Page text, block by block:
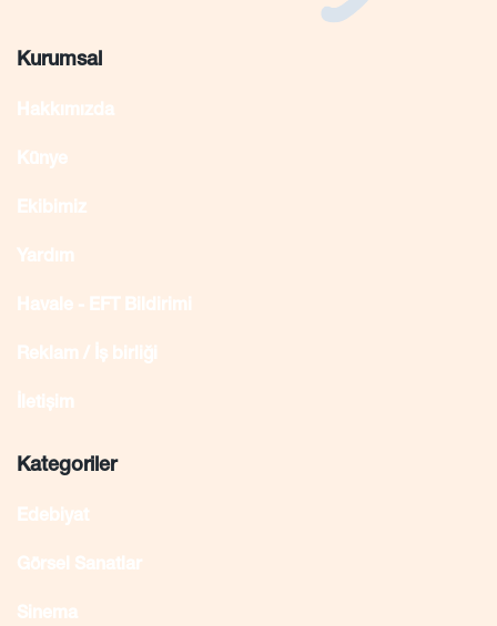
Kurumsal
Hakkımızda
Künye
Ekibimiz
Yardım
Havale - EFT Bildirimi
Reklam / İş birliği
İletişim
Kategoriler
Edebiyat
Görsel Sanatlar
Sinema